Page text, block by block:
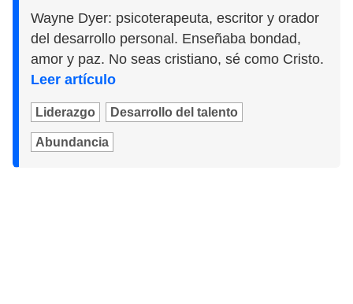
Wayne Dyer: psicoterapeuta, escritor y orador
del desarrollo personal. Enseñaba bondad,
amor y paz. No seas cristiano, sé como Cristo.
Leer artículo
Liderazgo Desarrollo del talento
Abundancia